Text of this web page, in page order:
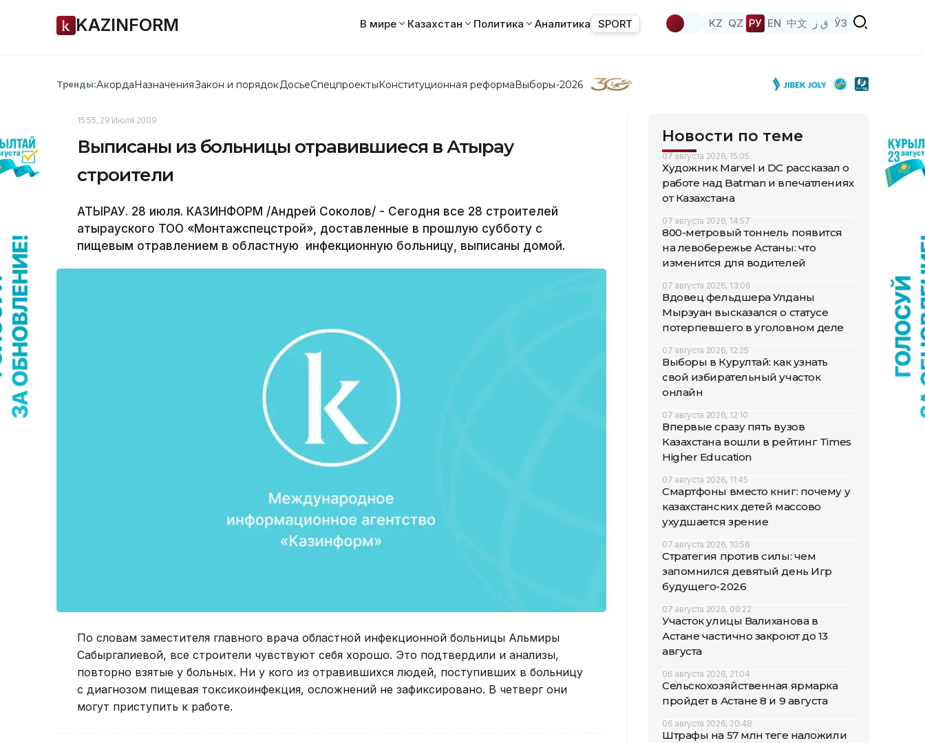
KAZINFORM В мире Казахстан Политика Аналитика SPORT KZ QZ РУ EN 中文 ق ز ЎЗ
Тренды:АкордаНазначенияЗакон и порядок ДосьеСпецпроектыКонституционная реформаВыборы-2026
15:55, 29 Июля 2009
Выписаны из больницы отравившиеся в Атырау
строители
АТЫРАУ. 28 июля. КАЗИНФОРМ /Андрей Соколов/ - Сегодня все 28 строителей
атырауского ТОО «Монтажспецстрой», доставленные в прошлую субботу с
пищевым отравлением в областную инфекционную больницу, выписаны домой.
По словам заместителя главного врача областной инфекционной больницы Альмиры
Сабыргалиевой, все строители чувствуют себя хорошо. Это подтвердили и анализы,
повторно взятые у больных. Ни у кого из отравившихся людей, поступивших в больницу
с диагнозом пищевая токсикоинфекция, осложнений не зафиксировано. В четверг они
могут приступить к работе.
Новости по теме
07 августа 2026, 15:05
Художник Marvel и DC рассказал о
работе над Batman и впечатлениях
от Казахстана
07 августа 2026, 14:57
800-метровый тоннель появится
на левобережье Астаны: что
изменится для водителей
07 августа 2026, 13:06
Вдовец фельдшера Улданы
Мырзуан высказался о статусе
потерпевшего в уголовном деле
07 августа 2026, 12:25
Выборы в Курултай: как узнать
свой избирательный участок
онлайн
07 августа 2026, 12:10
Впервые сразу пять вузов
Казахстана вошли в рейтинг Times
Higher Education
07 августа 2026, 11:45
Смартфоны вместо книг: почему у
казахстанских детей массово
ухудшается зрение
07 августа 2026, 10:56
Стратегия против силы: чем
запомнился девятый день Игр
будущего-2026
07 августа 2026, 09:22
Участок улицы Валиханова в
Астане частично закроют до 13
августа
06 августа 2026, 21:04
Сельскохозяйственная ярмарка
пройдет в Астане 8 и 9 августа
06 августа 2026, 20:48
Штрафы на 57 млн теңге наложили